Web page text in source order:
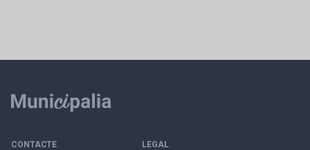
CONTACTE
LEGAL